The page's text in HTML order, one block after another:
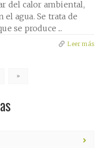
del calor ambiental,
agua. Se trata de
se produce ...
Leer más
»